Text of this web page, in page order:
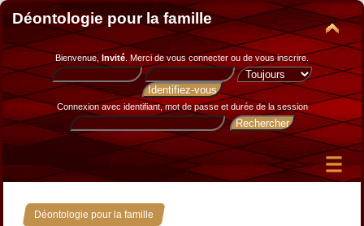
Déontologie pour la famille
Bienvenue, Invité. Merci devous connecter ou de vous inscrire.
Connexion avec identifiant, mot de passe et durée de la session
Déontologie pour la famille »